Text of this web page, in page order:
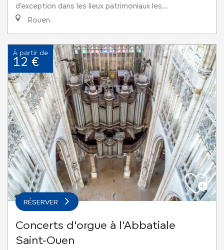
d'exception dans les lieux patrimoniaux les...
Rouen
À partir de
12 €
RÉSERVER
Concerts d'orgue à l'Abbatiale
Saint-Ouen